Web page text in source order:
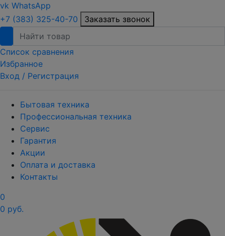
vk WhatsApp
+7 (383) 325-40-70
Заказать звонок
Список сравнения
Избранное
Вход / Регистрация
Бытовая техника
Профессиональная техника
Сервис
Гарантия
Акции
Оплата и доставка
Контакты
0
0 руб.